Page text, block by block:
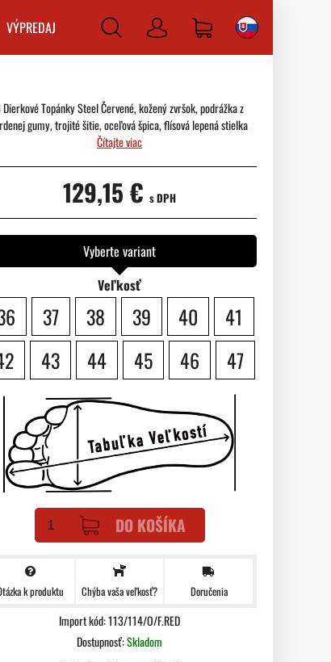
VÝPREDAJ
Prihlásiť
Topánky Steel Červené, kožený zvršok, podrážka z
gumy, trojité šitie, oceľová špica, flísová lepená stielka
Čítajte viac
129,15 € s DPH
Vyberte variant
Veľkosť
37 38 39 40
41
43 44 45 46 47
DO KOŠÍKA
k produktu Chýba vaša veľkosť? Doručenia
Import kód: 113/114/O/F.RED
Dostupnosť:Skladom